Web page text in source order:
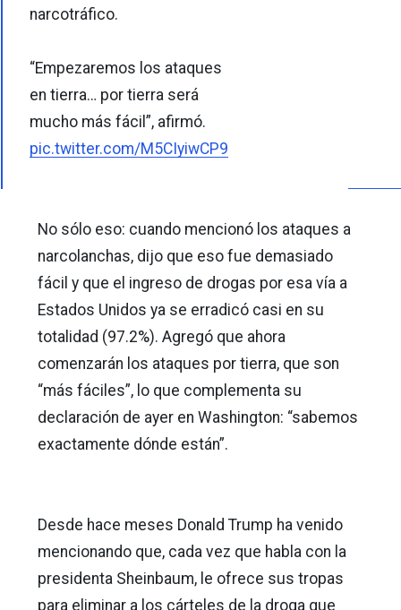
narcotráfico.
“Empezaremos los ataques
en tierra… por tierra será
mucho más fácil”, afirmó.
pic.twitter.com/M5CIyiwCP9
No sólo eso: cuando mencionó los ataques a
narcolanchas, dijo que eso fue demasiado
fácil y que el ingreso de drogas por esa vía a
Estados Unidos ya se erradicó casi en su
totalidad (97.2%). Agregó que ahora
comenzarán los ataques por tierra, que son
“más fáciles”, lo que complementa su
declaración de ayer en Washington: “sabemos
exactamente dónde están”.
Desde hace meses Donald Trump ha venido
mencionando que, cada vez que habla con la
presidenta Sheinbaum, le ofrece sus tropas
para eliminar a los cárteles de la droga que